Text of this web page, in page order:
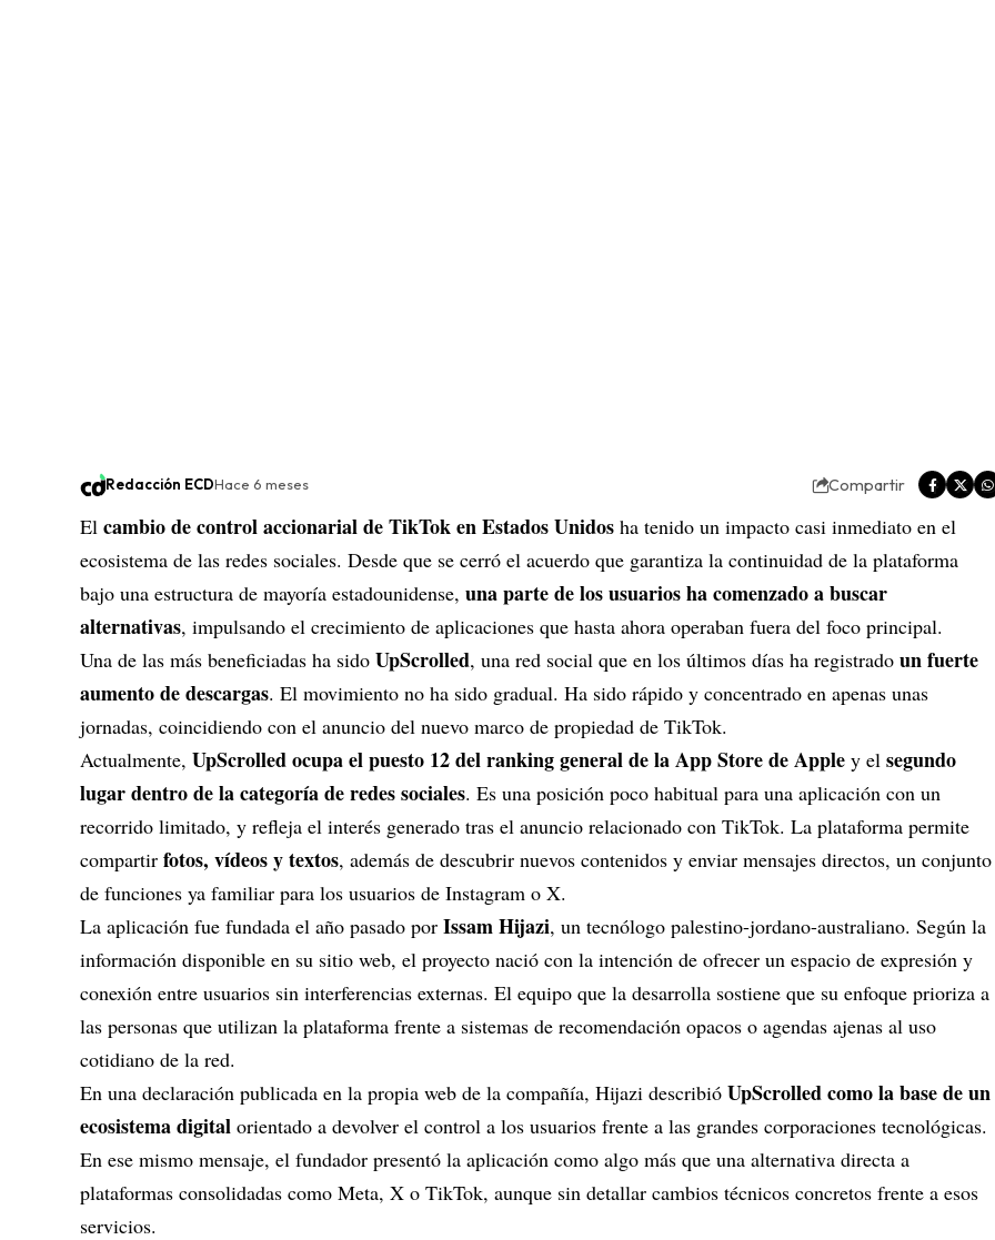
Redacción ECDHace 6 meses Compartir
El cambio de control accionarial deTikTokenEstados Unidos ha tenido un impacto casi inmediato en el
ecosistema de las redes sociales. Desde que se cerró el acuerdo que garantiza la continuidad de la plataforma
bajo una estructura de mayoría estadounidense, una parte de los usuarios ha comenzado a buscar
alternativas, impulsando el crecimiento de aplicaciones que hasta ahora operaban fuera del foco principal.
Una de las más beneficiadas ha sido UpScrolled, una red social que en los últimos días ha registrado un fuerte
aumento de descargas. El movimiento no ha sido gradual. Ha sido rápido y concentrado en apenas unas
jornadas, coincidiendo con el anuncio del nuevo marco de propiedad de TikTok.
Actualmente, UpScrolled ocupa el puesto 12 del ranking general de la App Store deApple y el segundo
lugar dentro de la categoría de redes sociales. Es una posición poco habitual para una aplicación con un
recorrido limitado, y refleja el interés generado tras el anuncio relacionado con TikTok. La plataforma permite
compartir fotos, vídeos y textos, además de descubrir nuevos contenidos y enviar mensajes directos, un conjunto
de funciones ya familiar para los usuarios de Instagram o X.
La aplicación fue fundada el año pasado por Issam Hijazi, un tecnólogo palestino-jordano-australiano. Según la
información disponible en su sitio web, el proyecto nació con la intención de ofrecer un espacio de expresión y
conexión entre usuarios sin interferencias externas. El equipo que la desarrolla sostiene que su enfoque prioriza a
las personas que utilizan la plataforma frente a sistemas de recomendación opacos o agendas ajenas al uso
cotidiano de la red.
En una declaración publicada en la propia web de la compañía, Hijazi describió UpScrolled como la base de un
ecosistema digital orientado a devolver el control a los usuarios frente a las grandes corporaciones tecnológicas.
En ese mismo mensaje, el fundador presentó la aplicación como algo más que una alternativa directa a
plataformas consolidadas como Meta, X o TikTok, aunque sin detallar cambios técnicos concretos frente a esos
servicios.